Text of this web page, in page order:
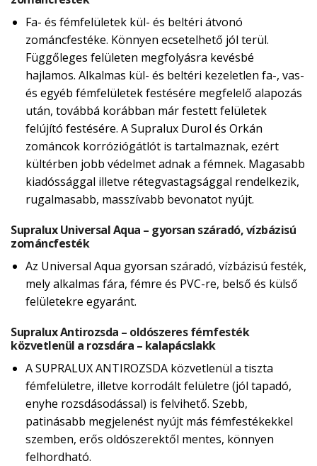
Fa- és fémfelületek kül- és beltéri átvonó
zománcfestéke. Könnyen ecsetelhető jól terül.
Függőleges felületen megfolyásra kevésbé
hajlamos. Alkalmas kül- és beltéri kezeletlen fa-, vas-
és egyéb fémfelületek festésére megfelelő alapozás
után, továbbá korábban már festett felületek
felújító festésére. A Supralux Durol és Orkán
zománcok korróziógátlót is tartalmaznak, ezért
kültérben jobb védelmet adnak a fémnek. Magasabb
kiadóssággal illetve rétegvastagsággal rendelkezik,
rugalmasabb, masszívabb bevonatot nyújt.
Supralux Universal Aqua – gyorsan száradó, vízbázisú
zománcfesték
Az Universal Aqua gyorsan száradó, vízbázisú festék,
mely alkalmas fára, fémre és PVC-re, belső és külső
felületekre egyaránt.
Supralux Antirozsda – oldószeres fémfesték
közvetlenül a rozsdára – kalapácslakk
A SUPRALUX ANTIROZSDA közvetlenül a tiszta
fémfelületre, illetve korrodált felületre (jól tapadó,
enyhe rozsdásodással) is felvihető. Szebb,
patinásabb megjelenést nyújt más fémfestékekkel
szemben, erős oldószerektől mentes, könnyen
felhordható.